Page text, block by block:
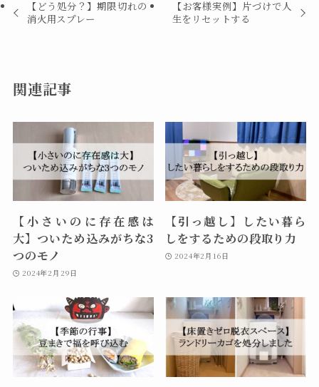
【どう処分？】期限切れの
消火用スプレー
【お客様実例】片づけで人
生をリセットする
関連記事
【小さいのに存在感は
大】ついため込みがちな3
つのモノ
2024年2月29日
【引っ越し】したい暮ら
しをするための段取り力
2024年2月16日